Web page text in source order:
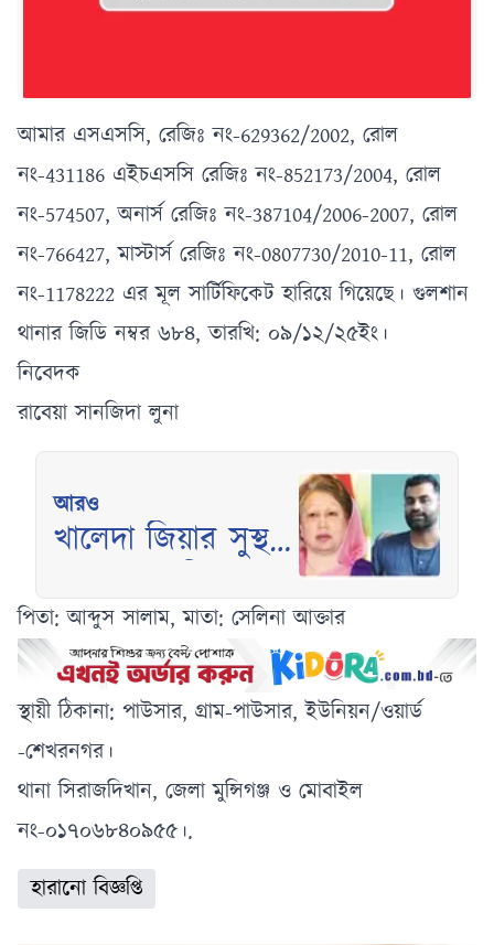
আমার এসএসসি, রেজিঃ নং-629362/2002, রোল
নং-431186 এইচএসসি রেজিঃ নং-852173/2004, রোল
নং-574507, অনার্স রেজিঃ নং-387104/2006-2007, রোল
নং-766427, মাস্টার্স রেজিঃ নং-0807730/2010-11, রোল
নং-1178222 এর মূল সার্টিফিকেট হারিয়ে গিয়েছে। গুলশান
থানার জিডি নম্বর ৬৮৪, তারখি: ০৯/১২/২৫ইং।
নিবেদক
রাবেয়া সানজিদা লুনা
আরও
খালেদা জিয়ার সুস্থতা
ইকবালের দোয়ার
আহ্বান
পিতা: আব্দুস সালাম, মাতা: সেলিনা আক্তার
স্থায়ী ঠিকানা: পাউসার, গ্রাম-পাউসার, ইউনিয়ন/ওয়ার্ড
-শেখরনগর।
থানা সিরাজদিখান, জেলা মুন্সিগঞ্জ ও মোবাইল
নং-০১৭০৬৮৪০৯৫৫।.
হারানো বিজ্ঞপ্তি